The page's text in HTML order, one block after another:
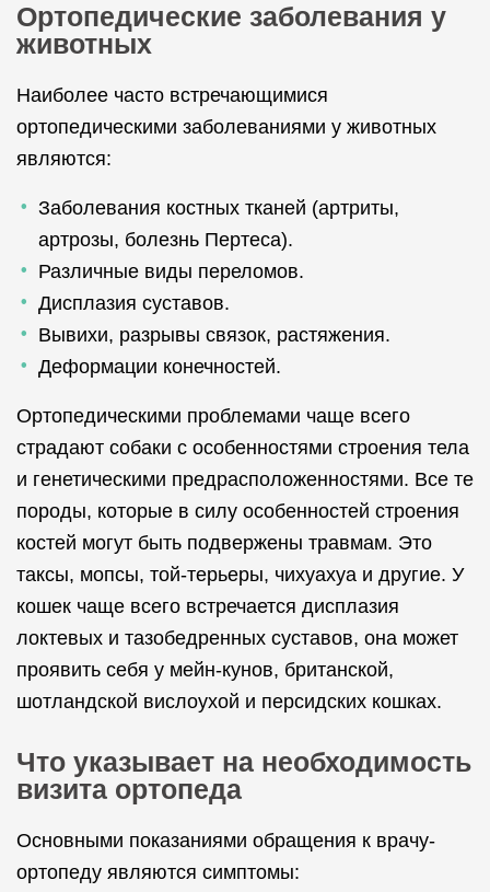
Ортопедические заболевания у
животных
Наиболее часто встречающимися
ортопедическими заболеваниями у животных
являются:
Заболевания костных тканей (артриты,
артрозы, болезнь Пертеса).
Различные виды переломов.
Дисплазия суставов.
Вывихи, разрывы связок, растяжения.
Деформации конечностей.
Ортопедическими проблемами чаще всего
страдают собаки с особенностями строения тела
и генетическими предрасположенностями. Все те
породы, которые в силу особенностей строения
костей могут быть подвержены травмам. Это
таксы, мопсы, той-терьеры, чихуахуа и другие. У
кошек чаще всего встречается дисплазия
локтевых и тазобедренных суставов, она может
проявить себя у мейн-кунов, британской,
шотландской вислоухой и персидских кошках.
Что указывает на необходимость
визита ортопеда
Основными показаниями обращения к врачу-
ортопеду являются симптомы: